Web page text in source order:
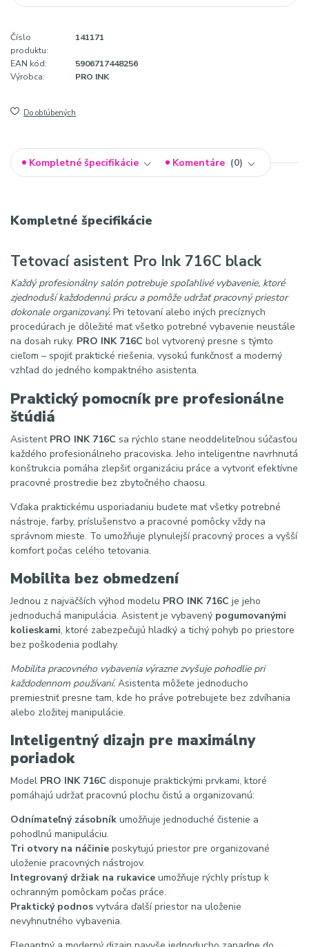
Číslo
produktu:
141171
EAN kód:
5906717448256
Výrobca:
PRO INK
Do obľúbených
Kompletné špecifikácie Komentáre 0
Kompletné špecifikácie
Tetovací asistent Pro Ink 716C black
Každý profesionálny salón potrebuje spoľahlivé vybavenie, ktoré
zjednoduší každodennú prácu a pomôže udržať pracovný priestor
dokonale organizovaný. Pri tetovaní alebo iných precíznych
procedúrach je dôležité mať všetko potrebné vybavenie neustále
na dosah ruky. PRO INK 716C bol vytvorený presne s týmto
cieľom – spojiť praktické riešenia, vysokú funkčnosť a moderný
vzhľad do jedného kompaktného asistenta.
Praktický pomocník pre profesionálne
štúdiá
Asistent PRO INK 716C sa rýchlo stane neoddeliteľnou súčasťou
každého profesionálneho pracoviska. Jeho inteligentne navrhnutá
konštrukcia pomáha zlepšiť organizáciu práce a vytvoriť efektívne
pracovné prostredie bez zbytočného chaosu.
Vďaka praktickému usporiadaniu budete mať všetky potrebné
nástroje, farby, príslušenstvo a pracovné pomôcky vždy na
správnom mieste. To umožňuje plynulejší pracovný proces a vyšší
komfort počas celého tetovania.
Mobilita bez obmedzení
Jednou z najväčších výhod modelu PRO INK 716C je jeho
jednoduchá manipulácia. Asistent je vybavený pogumovanými
kolieskami, ktoré zabezpečujú hladký a tichý pohyb po priestore
bez poškodenia podlahy.
Mobilita pracovného vybavenia výrazne zvyšuje pohodlie pri
každodennom používaní.Asistenta môžete jednoducho
premiestniť presne tam, kde ho práve potrebujete bez zdvíhania
alebo zložitej manipulácie.
Inteligentný dizajn pre maximálny
poriadok
Model PRO INK 716C disponuje praktickými prvkami, ktoré
pomáhajú udržať pracovnú plochu čistú a organizovanú:
Odnímateľný zásobník umožňuje jednoduché čistenie a
pohodlnú manipuláciu.
Tri otvory na náčinie poskytujú priestor pre organizované
uloženie pracovných nástrojov.
Integrovaný držiak na rukavice umožňuje rýchly prístup k
ochranným pomôckam počas práce.
Praktický podnos vytvára ďalší priestor na uloženie
nevyhnutného vybavenia.